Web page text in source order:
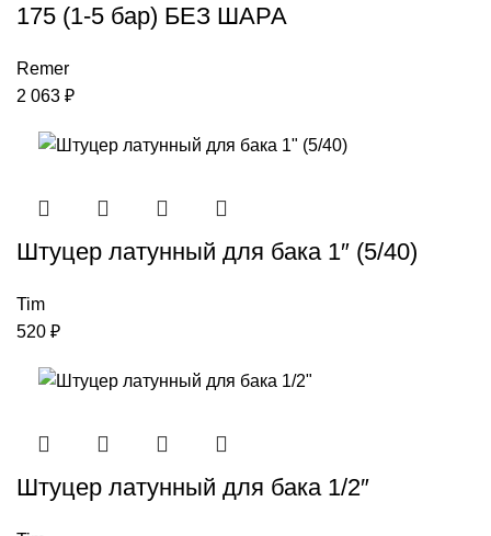
175 (1-5 бар) БЕЗ ШАРА
Remer
2 063 ₽
Штуцер латунный для бака 1″ (5/40)
Tim
520 ₽
Штуцер латунный для бака 1/2″